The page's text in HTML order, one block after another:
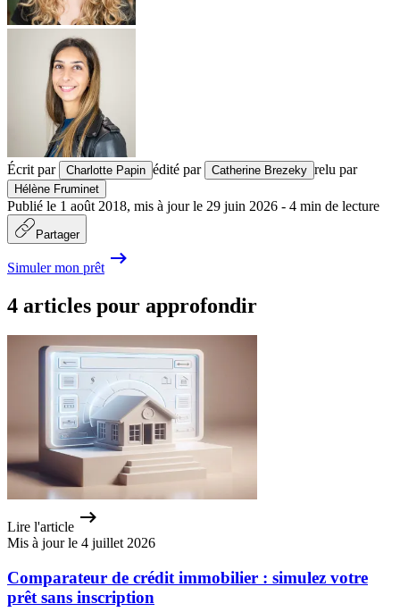
Écrit par Charlotte Papin édité par Catherine Brezeky relu par
Hélène Fruminet
Publié le 1 août 2018, mis à jour le 29 juin 2026 - 4 min de lecture
Partager
Simuler mon prêt
4 articles pour approfondir
Lire l'article
Mis à jour le 4 juillet 2026
Comparateur de crédit immobilier : simulez votre
prêt sans inscription